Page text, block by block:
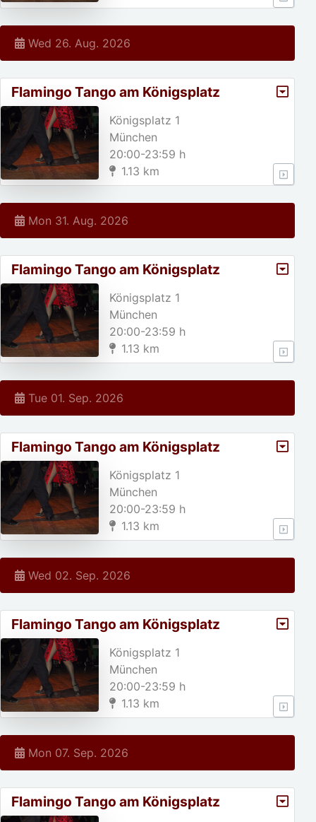
Wed 26. Aug. 2026
Flamingo Tango am Königsplatz
Königsplatz 1
München
20:00-23:59 h
1.13 km
Mon 31. Aug. 2026
Flamingo Tango am Königsplatz
Königsplatz 1
München
20:00-23:59 h
1.13 km
Tue 01. Sep. 2026
Flamingo Tango am Königsplatz
Königsplatz 1
München
20:00-23:59 h
1.13 km
Wed 02. Sep. 2026
Flamingo Tango am Königsplatz
Königsplatz 1
München
20:00-23:59 h
1.13 km
Mon 07. Sep. 2026
Flamingo Tango am Königsplatz